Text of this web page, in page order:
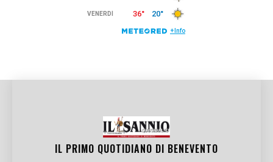
IL PRIMO QUOTIDIANO DI BENEVENTO